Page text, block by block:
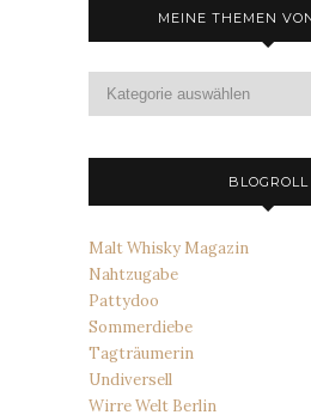
MEINE THEMEN
Themen
BLOGROLL
Malt Whisky Magazin
Nahtzugabe
Pattydoo
Sommerdiebe
Tagträumerin
Undiversell
Wirre Welt Berlin